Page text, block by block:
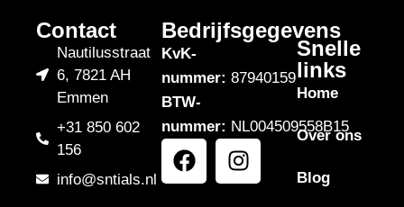
Contact
Nautilusstraat
6, 7821 AH
Emmen
+31 850 602
156
info@sntials.nl
Bedrijfsgegevens
KvK-
nummer: 87940159
BTW-
nummer: NL004509558B15
Snelle
links
Home
Over ons
Blog